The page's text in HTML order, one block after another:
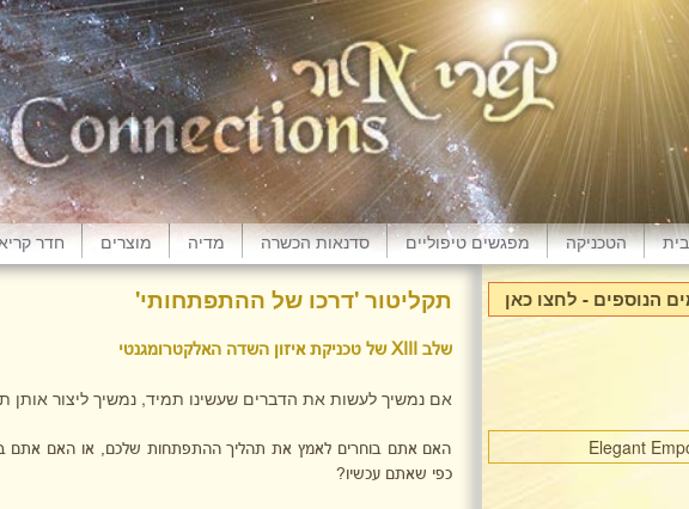
הטכניקה מפגשים טיפוליים סדנאות הכשרה מדיה מוצרים חדר
תקליטור 'דרכו של ההתפתחותי'
שלב XIII של טכניקת איזון השדה האלקטרומגנטי
אם נמשיך לעשות את הדברים שעשינו תמיד, נמשיך ליצור אותן
האם אתם בוחרים לאמץ את תהליך ההתפתחות שלכם, או האם אתם
כפי שאתם עכשיו?
הנוספים - לחצו כאן
Elegant